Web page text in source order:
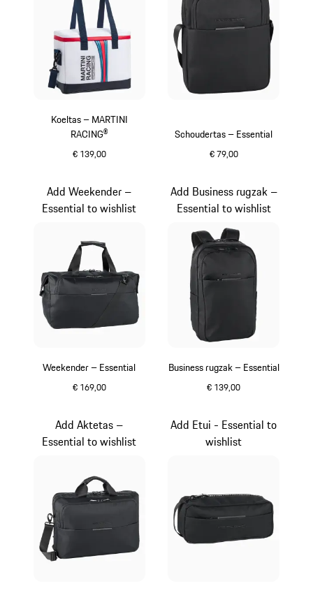
Koeltas – MARTINI
RACING®
€ 139,00
Schoudertas – Essential
€ 79,00
Weekender – Essential
€ 169,00
Add Weekender –
Essential to wishlist
Business rugzak – Essential
€ 139,00
Add Business rugzak –
Essential to wishlist
Add Aktetas –
Essential to wishlist
Add Etui - Essential to
wishlist